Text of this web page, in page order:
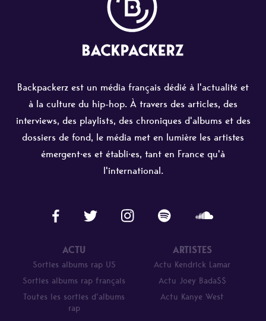
Backpackerz est un média français dédié à l'actualité et
à la culture du hip-hop. À travers des articles, des
interviews, des playlists, des chroniques d'albums et des
dossiers de fond, le média met en lumière les artistes
émergent·es et établi·es, tant en France qu'à
l'international.
ACTU
Sorties albums rap US
Sorties albums rap français
Toutes les sorties d’albums
rap
ARTISTES
Actu Kendrick Lamar
Actu Joey Bada$$
Actu Kanye West